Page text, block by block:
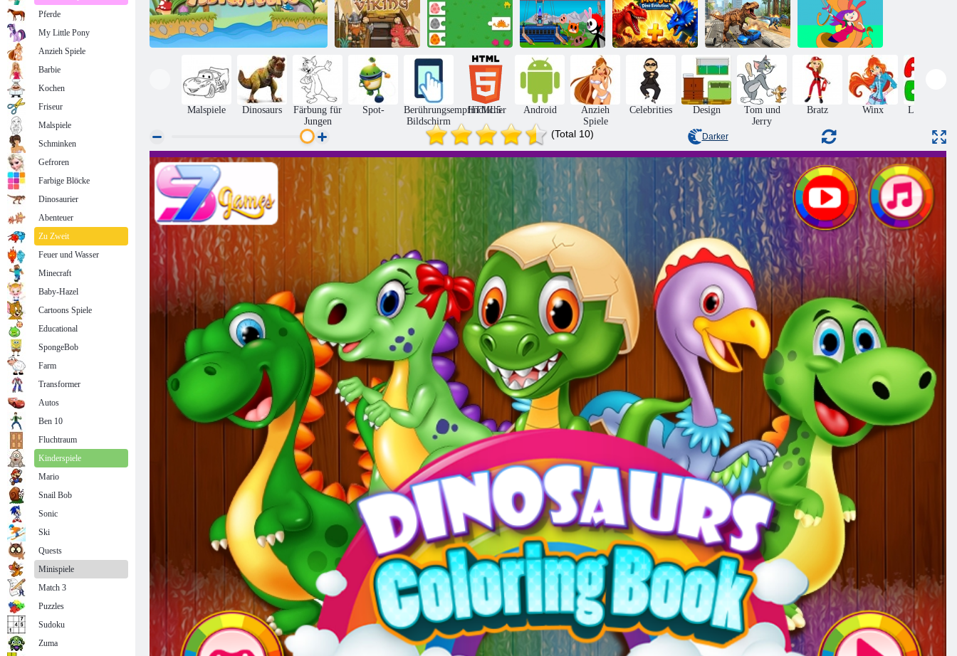
Kleine Dino Abenteuer
Jura -Lauf Dino-Lauf
Fleischjagd
Neues
Abenteuer
Dino-
Autorennen
Baby Hazel
Dinosaurierpark
Pixel Dino Run
Horik Viking Dino Farbe Stickman Fnite
Jurassic Merge:
Dino Evolution
Dinosaurierpark
Jurassic Dino
World
Abenteuer Zeit
Malbuch
Malspiele Dinosaurs
Färbung für
Jungen
Spot-
Berührungsempfindlicher
Bildschirm
HTML5 Android
Anzieh
Spiele
Celebrities Design
Tom und
Jerry
Bratz Winx Lernspiele
(Total 10) Darker
Pferde
My Little Pony
Anzieh Spiele
Barbie
Kochen
Friseur
Malspiele
Schminken
Gefroren
Farbige Blöcke
Dinosaurier
Abenteuer
Zu Zweit
Feuer und Wasser
Minecraft
Baby-Hazel
Cartoons Spiele
Educational
SpongeBob
Farm
Transformer
Autos
Ben 10
Fluchtraum
Kinderspiele
Mario
Snail Bob
Sonic
Ski
Quests
Minispiele
Match 3
Puzzles
Sudoku
Zuma